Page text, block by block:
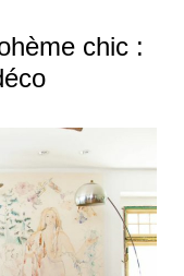
chic :